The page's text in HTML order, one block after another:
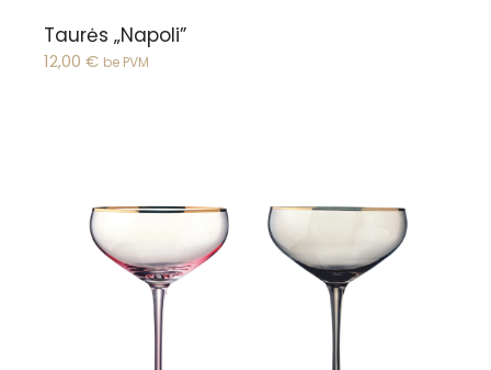
Taurės „Napoli”
12,00 € be PVM